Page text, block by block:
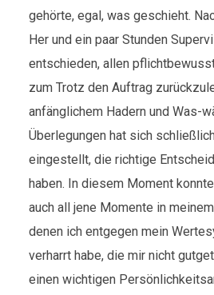
gehörte, egal, was geschieht.
Her und ein paar Stunden
entschieden, allen
zum Trotz den Auftrag
anfänglichem Hadern und Was-
Überlegungen hat sich
eingestellt, die richtige
haben. In diesem Moment
auch all jene Momente in
denen ich entgegen mein
verharrt habe, die mir nicht
einen wichtigen